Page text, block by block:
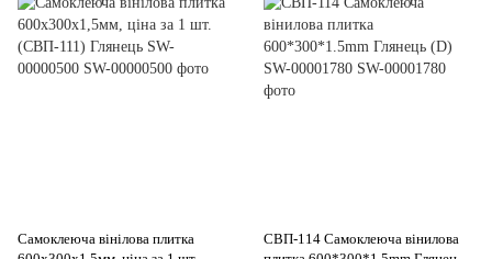
Самоклеюча вінілова плитка
СВП-114 Самоклеюча вінилова